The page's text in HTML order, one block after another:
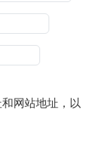
网站地址，以